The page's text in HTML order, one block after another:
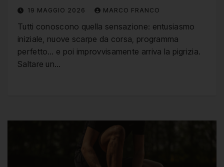
19 MAGGIO 2026 MARCO FRANCO
Tutti conoscono quella sensazione: entusiasmo
iniziale, nuove scarpe da corsa, programma
perfetto… e poi improvvisamente arriva la pigrizia.
Saltare un…